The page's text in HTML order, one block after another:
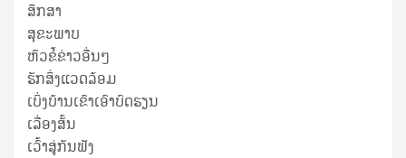
ສຶກສາ
ສຸ​ຂະ​ພາບ
ຫົວຂໍ້ຂ່າວອື່ນໆ
ຮັກສິ່ງແວດລ້ອມ
ເບິ່ງບ້ານເຂົາເອົາບົດຮຽນ
ເລື່ອງສັ້ນ
ເວົ້າສູ່ກັນຟັງ